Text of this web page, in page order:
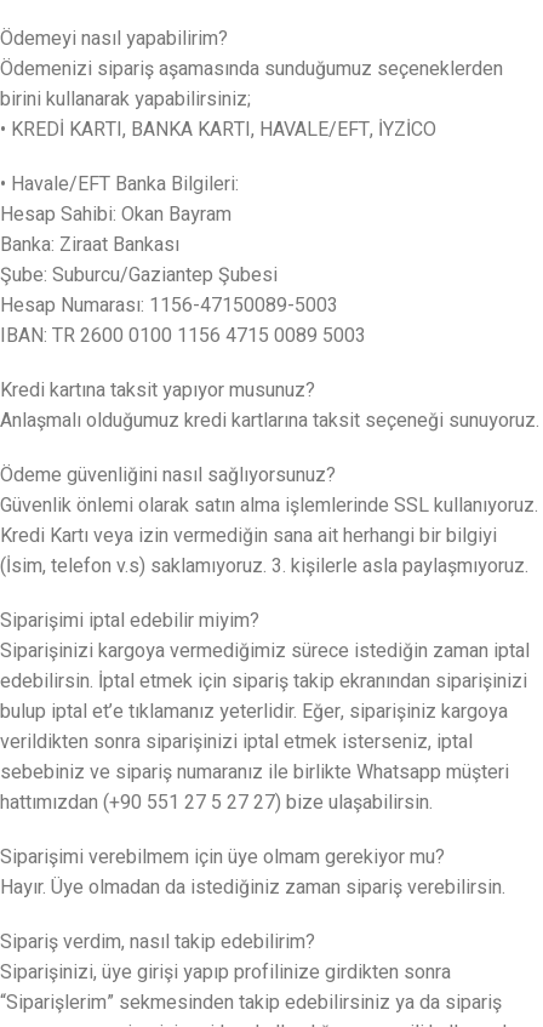
Ödemeyi nasıl yapabilirim?
Ödemenizi sipariş aşamasında sunduğumuz seçeneklerden
birini kullanarak yapabilirsiniz;
• KREDİ KARTI, BANKA KARTI, HAVALE/EFT, İYZİCO
• Havale/EFT Banka Bilgileri:
Hesap Sahibi: Okan Bayram
Banka: Ziraat Bankası
Şube: Suburcu/Gaziantep Şubesi
Hesap Numarası: 1156-47150089-5003
IBAN: TR 2600 0100 1156 4715 0089 5003
Kredi kartına taksit yapıyor musunuz?
Anlaşmalı olduğumuz kredi kartlarına taksit seçeneği sunuyoruz.
Ödeme güvenliğini nasıl sağlıyorsunuz?
Güvenlik önlemi olarak satın alma işlemlerinde SSL kullanıyoruz.
Kredi Kartı veya izin vermediğin sana ait herhangi bir bilgiyi
(İsim, telefon v.s) saklamıyoruz. 3. kişilerle asla paylaşmıyoruz.
Siparişimi iptal edebilir miyim?
Siparişinizi kargoya vermediğimiz sürece istediğin zaman iptal
edebilirsin. İptal etmek için sipariş takip ekranından siparişinizi
bulup iptal et’e tıklamanız yeterlidir. Eğer, siparişiniz kargoya
verildikten sonra siparişinizi iptal etmek isterseniz, iptal
sebebiniz ve sipariş numaranız ile birlikte Whatsapp müşteri
hattımızdan (+90 551 27 5 27 27) bize ulaşabilirsin.
Siparişimi verebilmem için üye olmam gerekiyor mu?
Hayır. Üye olmadan da istediğiniz zaman sipariş verebilirsin.
Sipariş verdim, nasıl takip edebilirim?
Siparişinizi, üye girişi yapıp profilinize girdikten sonra
“Siparişlerim” sekmesinden takip edebilirsiniz ya da sipariş